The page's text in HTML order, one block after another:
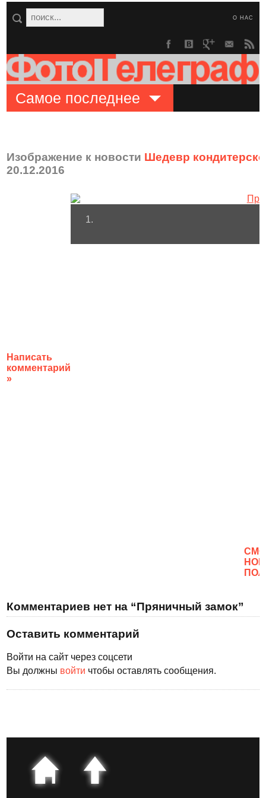
О НАС
Самое последнее
Изображение к новости Шедевр
20.12.2016
Написать
комментарий
»
1.
Комментариев нет на “Пряничный замок”
Оставить комментарий
Войти на сайт через соцсети
Вы должны войти чтобы оставлять сообщения.